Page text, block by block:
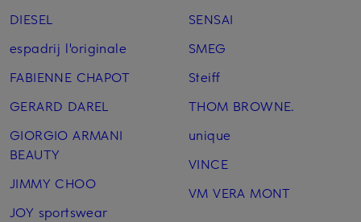
DIESEL
espadrij l'originale
FABIENNE CHAPOT
GERARD DAREL
GIORGIO ARMANI
BEAUTY
JIMMY CHOO
JOY sportswear
SENSAI
SMEG
Steiff
THOM BROWNE.
unique
VINCE
VM VERA MONT